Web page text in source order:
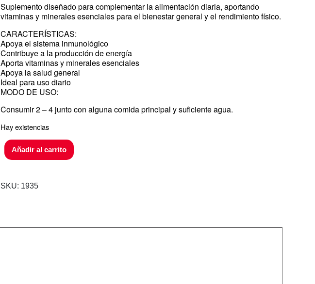
Suplemento diseñado para complementar la alimentación diaria, aportando
vitaminas y minerales esenciales para el bienestar general y el rendimiento físico.
CARACTERÍSTICAS:
Apoya el sistema inmunológico
Contribuye a la producción de energía
Aporta vitaminas y minerales esenciales
Apoya la salud general
Ideal para uso diario
MODO DE USO:
Consumir 2 – 4 junto con alguna comida principal y suficiente agua.
Hay existencias
Añadir al carrito
SKU: 1935